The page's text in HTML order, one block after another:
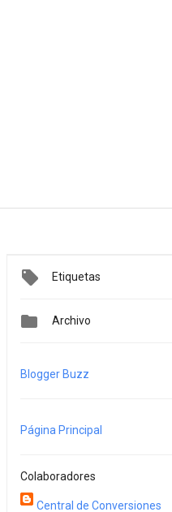
Etiquetas
 Archivo
Blogger Buzz
Página Principal
Colaboradores
Central de Conversiones